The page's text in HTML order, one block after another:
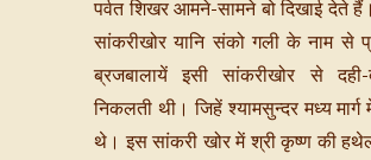
पर्वत शिखर आमने-सामने बो दिखाई देते
सांकरीखोर यानि संको गली के नाम से
ब्रजबालायें इसी सांकरीखोर से
निकलती थी। जिहें श्यामसुन्दर मध्य
थे। इस सांकरी खोर में श्री कृष्ण की